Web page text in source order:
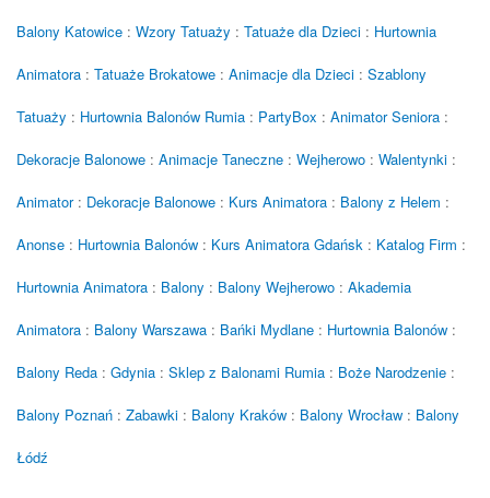
Balony Katowice : Wzory Tatuaży : Tatuaże dla Dzieci : Hurtownia
Animatora : Tatuaże Brokatowe : Animacje dla Dzieci : Szablony
Tatuaży : Hurtownia Balonów Rumia : PartyBox : Animator Seniora :
Dekoracje Balonowe : Animacje Taneczne : Wejherowo : Walentynki :
Animator: Dekoracje Balonowe : Kurs Animatora : Balony z Helem :
Anonse : Hurtownia Balonów : Kurs Animatora Gdańsk : Katalog Firm :
Hurtownia Animatora : Balony : Balony Wejherowo : Akademia
Animatora : Balony Warszawa : Bańki Mydlane : Hurtownia Balonów :
Balony Reda : Gdynia : Sklep z Balonami Rumia : Boże Narodzenie :
Balony Poznań : Zabawki : Balony Kraków : Balony Wrocław : Balony
Łódź